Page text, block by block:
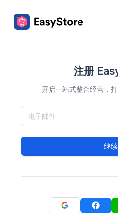
注册
开启一站式整合经营，打
继续